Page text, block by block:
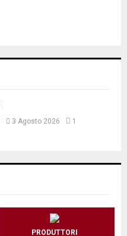
3 Agosto 2026 1
PRODUTTORI